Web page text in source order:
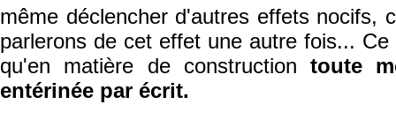
même déclencher d'autres effets nocifs,
parlerons de cet effet une autre fois...
qu'en matière de constructiontoute
entérinée par écrit.